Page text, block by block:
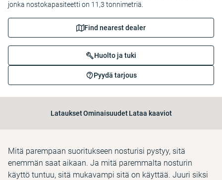
jonka nostokapasiteetti on 11,3 tonnimetriä.
Find nearest dealer
Huolto ja tuki
Pyydä tarjous
LatauksetOminaisuudet Lataa kaaviot
Mitä parempaan suoritukseen nosturisi pystyy, sitä
enemmän saat aikaan. Ja mitä paremmalta nosturin
käyttö tuntuu, sitä mukavampi sitä on käyttää. Juuri siksi